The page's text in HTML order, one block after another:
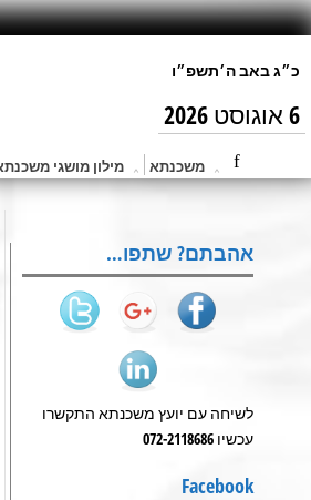
6 אוגוסט 2026
משכנתא מילון מושגי
אהבתם? שתפו…
לשיחה עם יועץ משכנתא התקשרו
עכשיו 072-2118686
Facebook